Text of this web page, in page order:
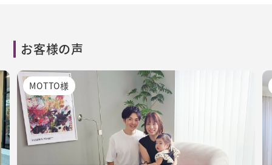
お客様の声
MOTTO様